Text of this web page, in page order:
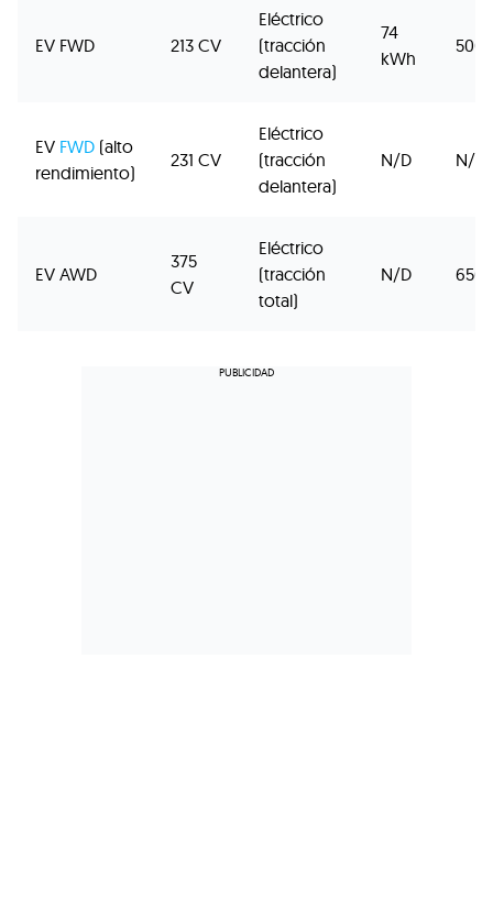
EV FWD 213 CV
Eléctrico
(tracción
delantera)
74
kWh
500
EV FWD (alto
rendimiento)
231 CV
Eléctrico
(tracción
delantera)
N/D N/D
EV AWD
375
CV
Eléctrico
(tracción
total)
N/D 650